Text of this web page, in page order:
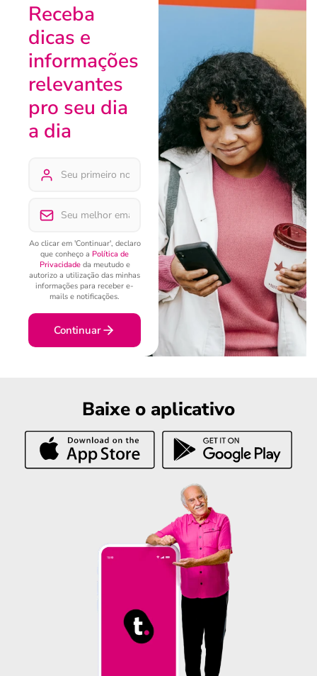
Receba
dicas e
informações
relevantes
pro seu dia
a dia
Ao clicar em 'Continuar', declaro
que conheço a Política de
Privacidadeda meutudo e
autorizo a utilização das minhas
informações para receber e-
mails e notificações.
Continuar
Baixe o aplicativo